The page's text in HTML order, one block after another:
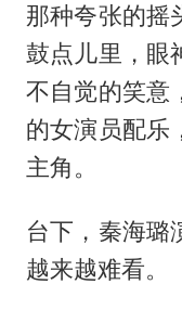
那种夸张的摇
鼓点儿里，眼
不自觉的笑意
的女演员配乐
主角。
台下，秦海璐
越来越难看。